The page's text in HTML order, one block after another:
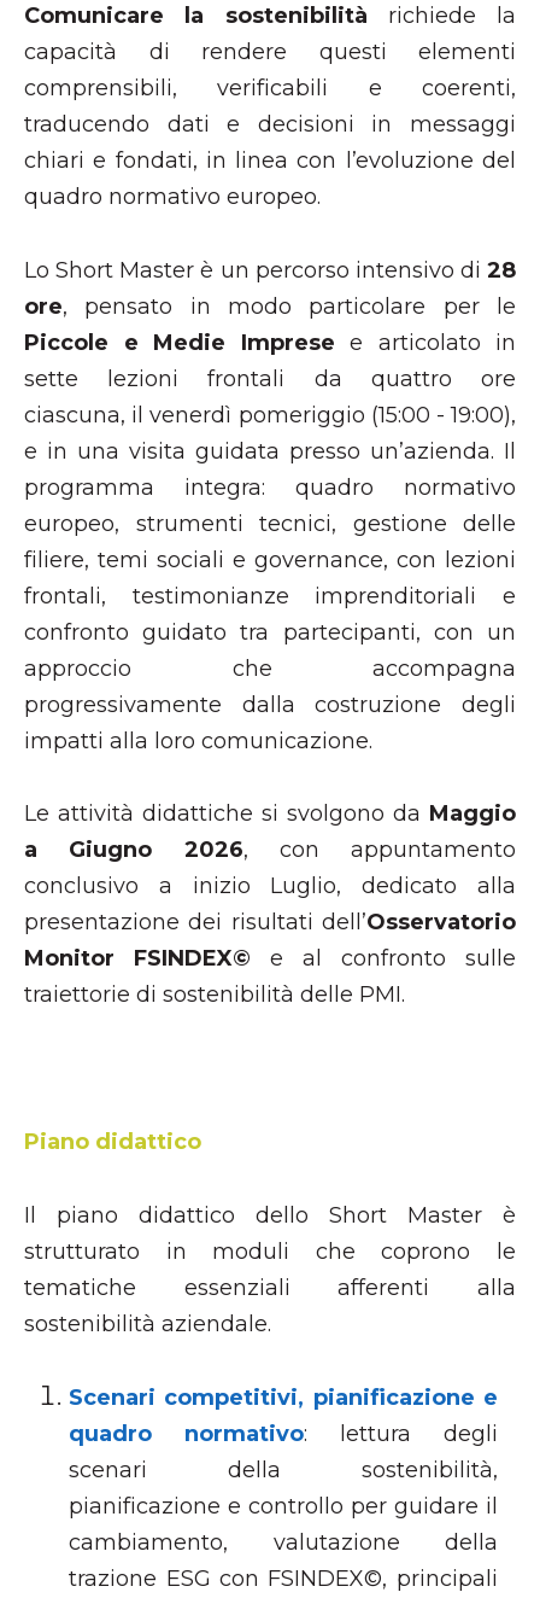
Comunicare la sostenibilità richiede la
capacità di rendere questi elementi
comprensibili, verificabili e coerenti,
traducendo dati e decisioni in messaggi
chiari e fondati, in linea con l’evoluzione del
quadro normativo europeo.
Lo Short Master è un percorso intensivo di 28
ore, pensato in modo particolare per le
Piccole e Medie Imprese e articolato in
sette lezioni frontali da quattro ore
ciascuna, il venerdì pomeriggio (15:00 - 19:00),
e in una visita guidata presso un’azienda. Il
programma integra: quadro normativo
europeo, strumenti tecnici, gestione delle
filiere, temi sociali e governance, con lezioni
frontali, testimonianze imprenditoriali e
confronto guidato tra partecipanti, con un
approccio che accompagna
progressivamente dalla costruzione degli
impatti alla loro comunicazione.
Le attività didattiche si svolgono da Maggio
a Giugno 2026, con appuntamento
conclusivo a inizio Luglio, dedicato alla
presentazione dei risultati dell’Osservatorio
Monitor FSINDEX© e al confronto sulle
traiettorie di sostenibilità delle PMI.
Piano didattico
Il piano didattico dello Short Master è
strutturato in moduli che coprono le
tematiche essenziali afferenti alla
sostenibilità aziendale.
Scenari competitivi, pianificazione e
quadro normativo: lettura degli
scenari della sostenibilità,
pianificazione e controllo per guidare il
cambiamento, valutazione della
trazione ESG con FSINDEX©, principali